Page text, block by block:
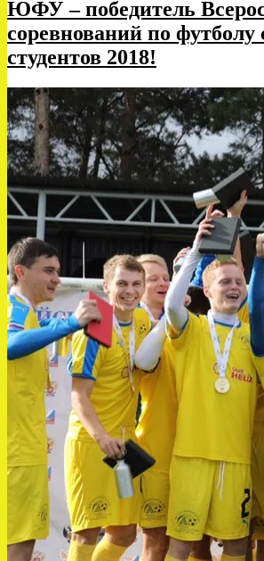
1»
ЮФУ – победитель
соревнований по футболу
студентов 2018!